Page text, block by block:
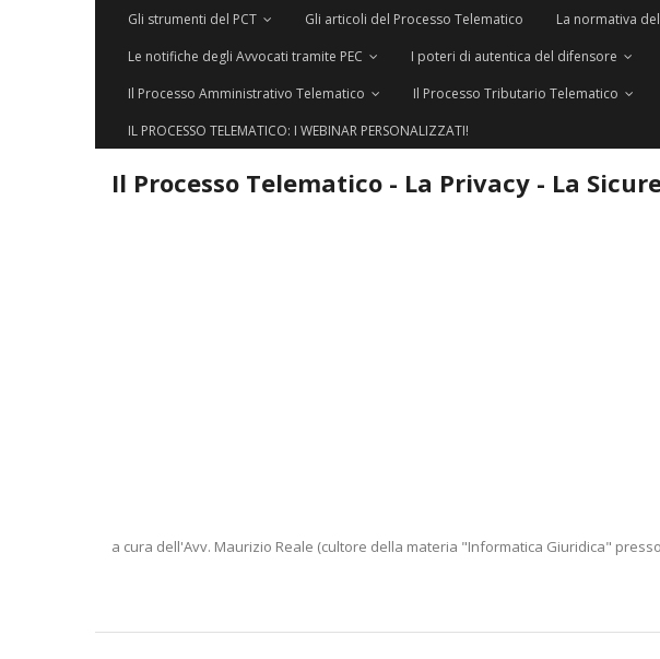
Gli strumenti del PCT Gli articoli del Processo Telematico La normativa
Le notifiche degli Avvocati tramite PEC
I poteri di autentica del difensore
Il Processo Amministrativo Telematico
Il Processo Tributario Telematico
IL PROCESSO TELEMATICO: I WEBINAR PERSONALIZZATI!
Il Processo Telematico - La Privacy - La
a cura dell'Avv. Maurizio Reale (cultore della materia "Informatica Giuridica"